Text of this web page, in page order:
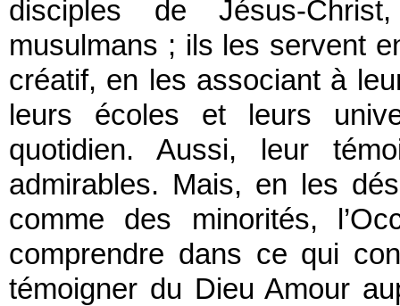
disciples de Jésus-
musulmans ; ils les servent
créatif, en les associant à
leurs écoles et leurs
quotidien. Aussi, leur
admirables. Mais, en les
comme des minorités,
comprendre dans ce qui
témoigner du Dieu Amour